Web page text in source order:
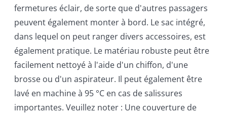
fermetures éclair, de sorte que d'autres passagers
peuvent également monter à bord. Le sac intégré,
dans lequel on peut ranger divers accessoires, est
également pratique. Le matériau robuste peut être
facilement nettoyé à l'aide d'un chiffon, d'une
brosse ou d'un aspirateur. Il peut également être
lavé en machine à 95 °C en cas de salissures
importantes. Veuillez noter : Une couverture de